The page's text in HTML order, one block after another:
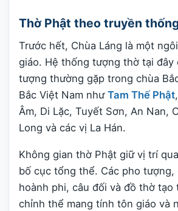
Thờ Phật theo truyền
Trước hết, Chùa Láng là một
giáo. Hệ thống tượng thờ tại đây
tượng thường gặp trong chùa
Bắc Việt Nam như Tam Thế Phật
Âm, Di Lặc, Tuyết Sơn, An Nan,
Long và các vị La Hán.
Không gian thờ Phật giữ vị trí
bố cục tổng thể. Các pho tượng,
hoành phi, câu đối và đồ thờ tạo
chỉnh thể mang tính tôn giáo và